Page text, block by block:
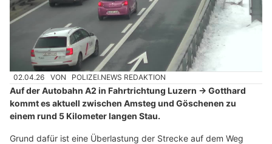
02.04.26 VON POLIZEI.NEWS REDAKTION
Auf der Autobahn A2 in Fahrtrichtung Luzern → Gotthard
kommt es aktuell zwischen Amsteg und Göschenen zu
einem rund 5 Kilometer langen Stau.
Grund dafür ist eine Überlastung der Strecke auf dem Weg